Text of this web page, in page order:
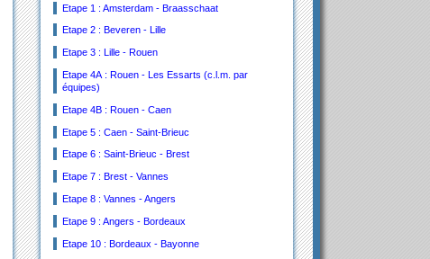
Etape 1 : Amsterdam - Braasschaat
Etape 2 : Beveren - Lille
Etape 3 : Lille - Rouen
Etape 4A : Rouen - Les Essarts (c.l.m. par
équipes)
Etape 4B : Rouen - Caen
Etape 5 : Caen - Saint-Brieuc
Etape 6 : Saint-Brieuc - Brest
Etape 7 : Brest - Vannes
Etape 8 : Vannes - Angers
Etape 9 : Angers - Bordeaux
Etape 10 : Bordeaux - Bayonne